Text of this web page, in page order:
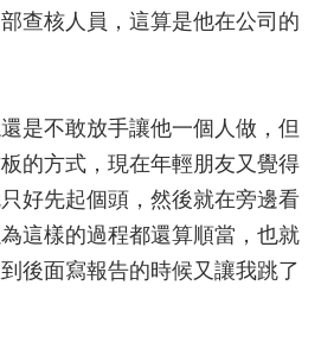
查核人員，這算是他在公司的
是不敢放手讓他一個人做，但
的方式，現在年輕朋友又覺得
好先起個頭，然後就在旁邊看
這樣的過程都還算順當，也就
後面寫報告的時候又讓我跳了